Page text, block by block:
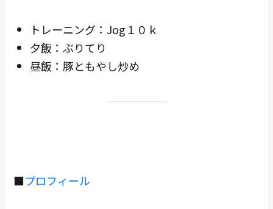
トレーニング：Jog１０ｋ
夕飯：ぶりてり
昼飯：豚ともやし炒め
■プロフィール